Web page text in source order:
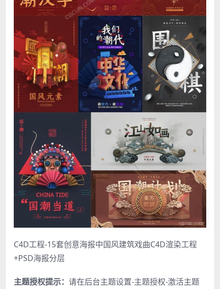
C4D工程-15套创意海报中国风建筑戏曲C4D渲染工程
+PSD海报分层
主题授权提示： 请在后台主题设置-主题授权-激活主题